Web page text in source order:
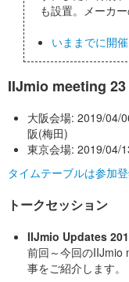
も設置。メーカ
いままでに開
IIJmio meeting 23
大阪会場: 2019/04/
阪(梅田)
東京会場: 2019/04/
タイムテーブルは参加
トークセッション
IIJmio Updates
前回～今回のIIJmio
事をご紹介します。